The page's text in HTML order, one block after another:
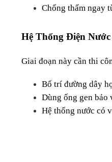
Chống thấm ngay
Hệ Thống Điện
Giai đoạn này cần thi
Bố trí đường dây
Dùng ống gen bảo
Hệ thống nước có